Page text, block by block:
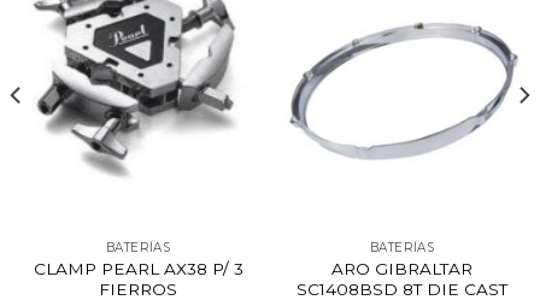
BATERÍAS
CLAMP PEARL AX38 P/ 3
FIERROS
BATERÍAS
ARO GIBRALTAR
SC1408BSD 8T DIE CAST